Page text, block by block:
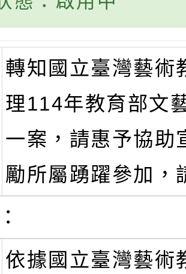
轉知國立臺灣藝術
理114年教育部文
一案，請惠予協助
勵所屬踴躍參加，
依據國立臺灣藝術